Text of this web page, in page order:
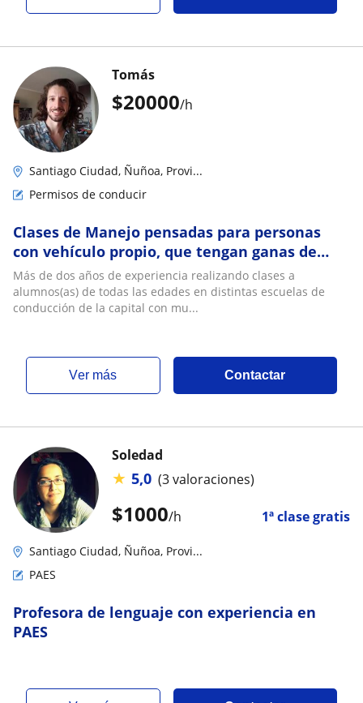
$20000/h
Tomás
Santiago Ciudad, Ñuñoa, Provi...
Permisos de conducir
Clases de Manejo pensadas para personas
con vehículo propio, que tengan ganas de
practicar y vencer sus miedos
Más de dos años de experiencia realizando clases a
alumnos(as) de todas las edades en distintas escuelas de
conducción de la capital con mu...
ver más Contactar
$1000/h 1ª clase gratis
Soledad
★ 5,0 (3 valoraciones)
Santiago Ciudad, Ñuñoa, Provi...
PAES
Profesora de lenguaje con experiencia en
PAES